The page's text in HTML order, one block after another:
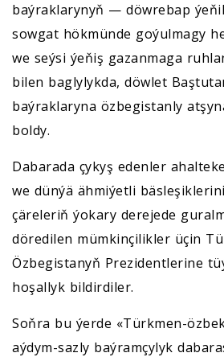
baýraklarynyň — döwrebap
sowgat hökmünde goýulmagy
we seýsi ýeňiş gazanmaga
bilen baglylykda, döwlet
baýraklaryna özbegistanly
boldy.
Dabarada çykyş edenler
we dünýä ähmiýetli
çäreleriň ýokary derejede
döredilen mümkinçilikler üçin
Özbegistanyň Prezidentlerine
hoşallyk bildirdiler.
Soňra bu ýerde «Türkmen-
aýdym-sazly baýramçylyk